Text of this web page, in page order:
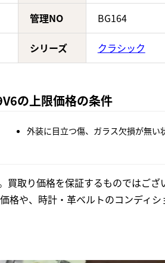
管理NO BG164
シリーズ クラシック
の上限価格の条件
外装に目立つ傷、ガラス欠損が無い
取り価格を保証するものではござ
や、時計・革ベルトのコンディ